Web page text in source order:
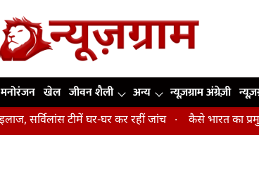
मनोरंजन खेल जीवन शैली अन्य न्यूज़ग्राम अंग्रेज़ी
टीमें घर-घर कर रहीं जांच कैसे भारत का प्रमुख हाई-